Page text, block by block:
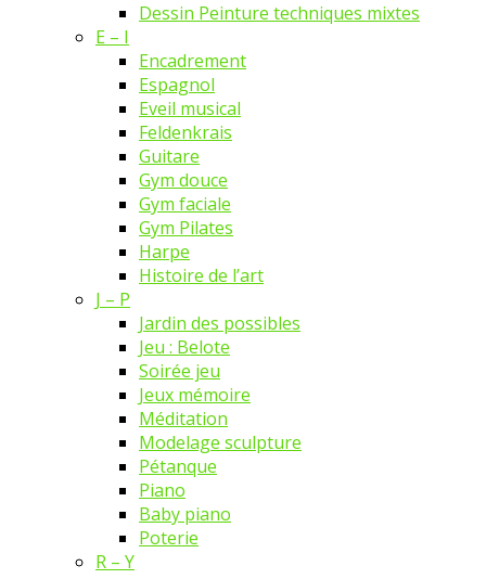
Dessin Peinture techniques mixtes
E – I
Encadrement
Espagnol
Eveil musical
Feldenkrais
Guitare
Gym douce
Gym faciale
Gym Pilates
Harpe
Histoire de l’art
J – P
Jardin des possibles
Jeu : Belote
Soirée jeu
Jeux mémoire
Méditation
Modelage sculpture
Pétanque
Piano
Baby piano
Poterie
R – Y